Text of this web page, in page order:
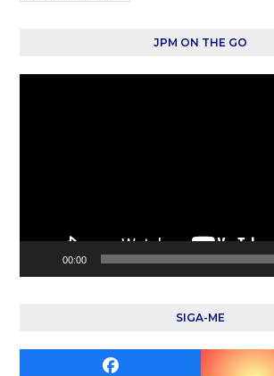
JPM ON THE GO
00:00
SIGA-ME